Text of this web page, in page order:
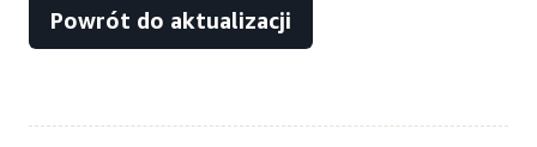
Powrót do aktualizacji